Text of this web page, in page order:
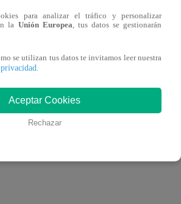
temporada de “Yo Soy”.
para analizar el tráfico y personalizar
la Unión Europea, tus datos se gestionarán
se utilizan tus datos te invitamos leer nuestra
.
Aceptar Cookies
Rechazar